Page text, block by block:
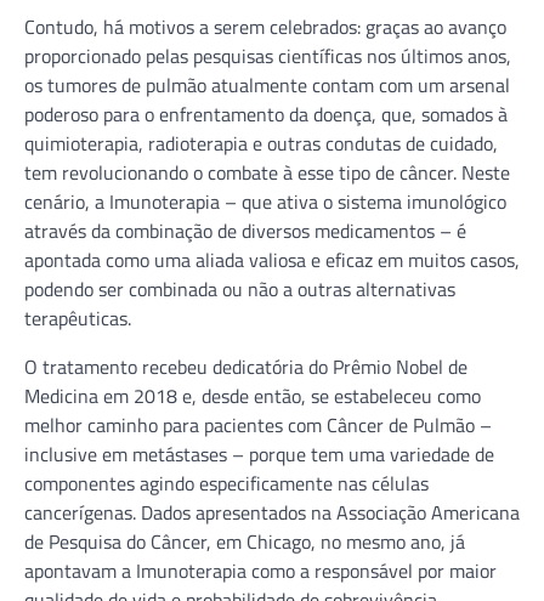
Contudo, há motivos a serem celebrados: graças ao avanço
proporcionado pelas pesquisas científicas nos últimos anos,
os tumores de pulmão atualmente contam com um arsenal
poderoso para o enfrentamento da doença, que, somados à
quimioterapia, radioterapia e outras condutas de cuidado,
tem revolucionando o combate à esse tipo de câncer. Neste
cenário, a Imunoterapia – que ativa o sistema imunológico
através da combinação de diversos medicamentos – é
apontada como uma aliada valiosa e eficaz em muitos casos,
podendo ser combinada ou não a outras alternativas
terapêuticas.
O tratamento recebeu dedicatória do Prêmio Nobel de
Medicina em 2018 e, desde então, se estabeleceu como
melhor caminho para pacientes com Câncer de Pulmão –
inclusive em metástases – porque tem uma variedade de
componentes agindo especificamente nas células
cancerígenas. Dados apresentados na Associação Americana
de Pesquisa do Câncer, em Chicago, no mesmo ano, já
apontavam a Imunoterapia como a responsável por maior